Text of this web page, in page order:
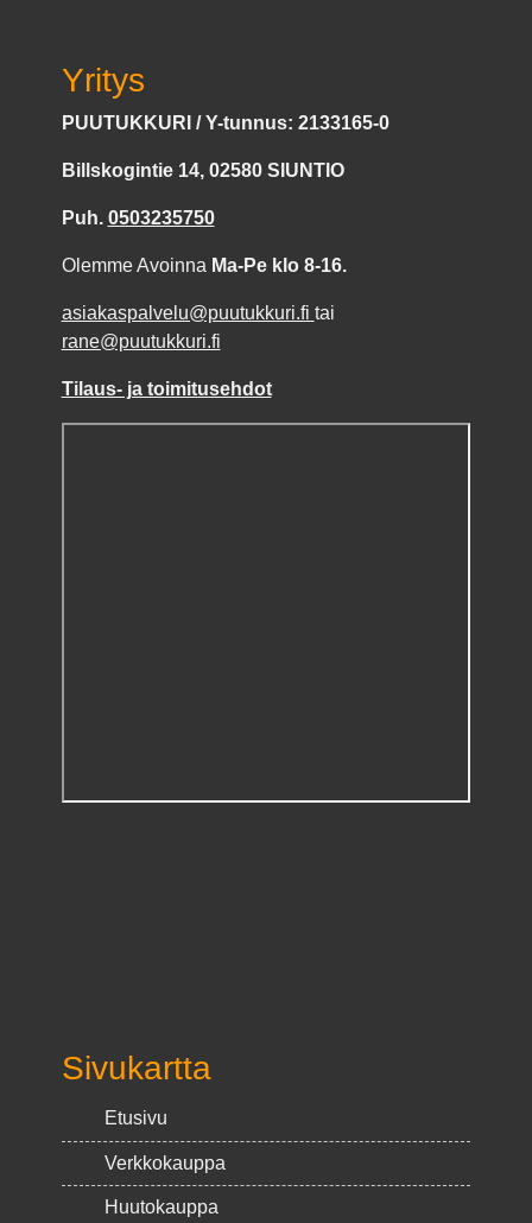
Yritys
PUUTUKKURI / Y-tunnus: 2133165-0
Billskogintie 14, 02580 SIUNTIO
Puh. 0503235750
Olemme Avoinna Ma-Pe klo 8-16.
asiakaspalvelu@puutukkuri.fi tai
rane@puutukkuri.fi
Tilaus- ja toimitusehdot
Sivukartta
Etusivu
Verkkokauppa
Huutokauppa